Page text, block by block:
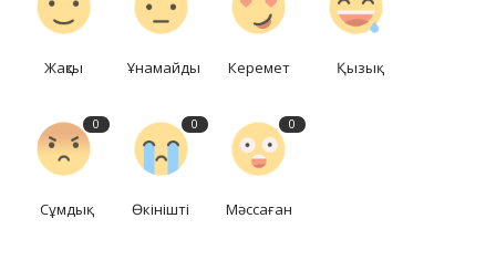
Жақсы Ұнамайды Керемет Қызық
0
Сұмдық
0
Өкінішті
0
Мәссаған